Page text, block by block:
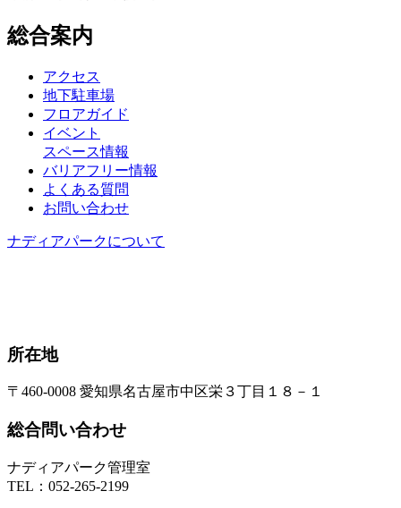
総合案内
アクセス
地下駐車場
フロアガイド
イベント
スペース情報
バリアフリー情報
よくある質問
お問い合わせ
ナディアパークについて
所在地
〒460-0008 愛知県名古屋市中区栄３丁目１８－１
総合問い合わせ
ナディアパーク管理室
TEL： 052-265-2199